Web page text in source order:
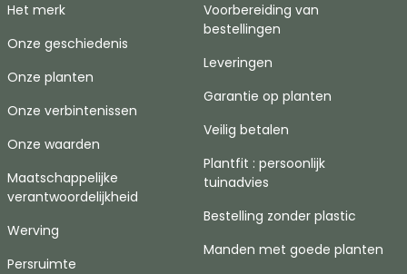
Het merk
Onze geschiedenis
Onze planten
Onze verbintenissen
Onze waarden
Maatschappelijke
verantwoordelijkheid
Werving
Persruimte
Voorbereiding van
bestellingen
Leveringen
Garantie op planten
Veilig betalen
Plantfit : persoonlijk
tuinadvies
Bestelling zonder plastic
Manden met goede planten